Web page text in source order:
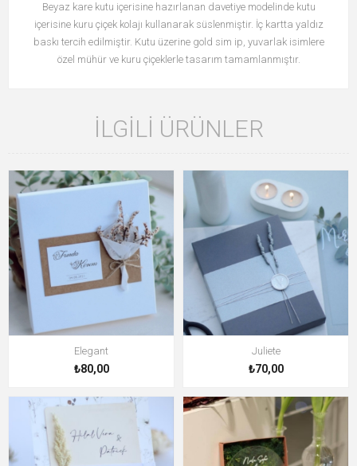
Beyaz kare kutu içerisine hazırlanan davetiye modelinde kutu
içerisine kuru çiçek kolajı kullanarak süslenmiştir. İç kartta yaldız
baskı tercih edilmiştir. Kutu üzerine gold sim ip, yuvarlak isimlere
özel mühür ve kuru çiçeklerle tasarım tamamlanmıştır.
İLGILI ÜRÜNLER
Elegant
₺80,00
Juliete
₺70,00